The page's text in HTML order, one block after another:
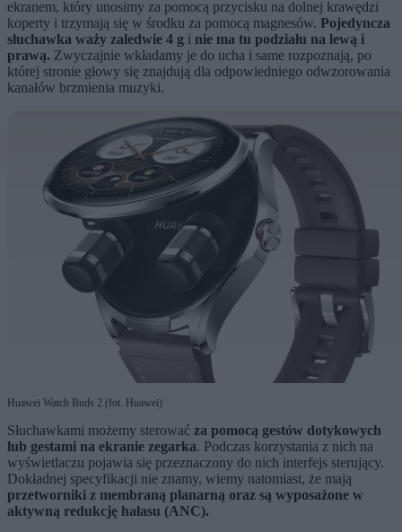
ekranem, który unosimy za pomocą przycisku na dolnej krawędzi
koperty i trzymają się w środku za pomocą magnesów. Pojedyncza
słuchawka waży zaledwie 4 g i nie ma tu podziału na lewą i
prawą. Zwyczajnie wkładamy je do ucha i same rozpoznają, po
której stronie głowy się znajdują dla odpowiedniego odwzorowania
kanałów brzmienia muzyki.
Huawei Watch Buds 2 (fot. Huawei)
Słuchawkami możemy sterować za pomocą gestów dotykowych
lub gestami na ekranie zegarka. Podczas korzystania z nich na
wyświetlaczu pojawia się przeznaczony do nich interfejs sterujący.
Dokładnej specyfikacji nie znamy, wiemy natomiast, że mają
przetworniki z membraną planarną oraz są wyposażone w
aktywną redukcję hałasu (ANC).